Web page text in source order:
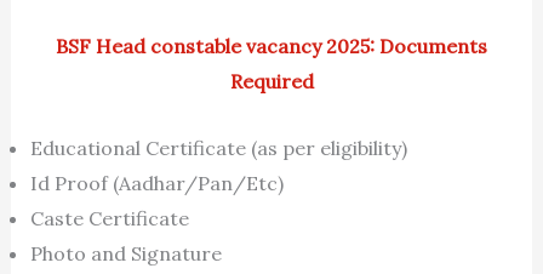
BSF Head constable vacancy 2025: Documents
Required
Educational Certificate (as per eligibility)
Id Proof (Aadhar/Pan/Etc)
Caste Certificate
Photo and Signature